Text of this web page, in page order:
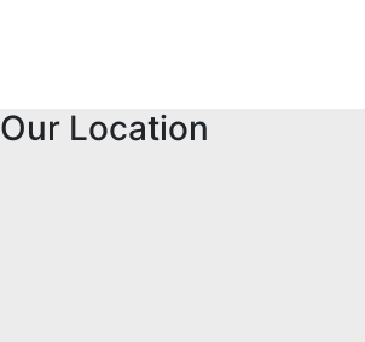
Our Location